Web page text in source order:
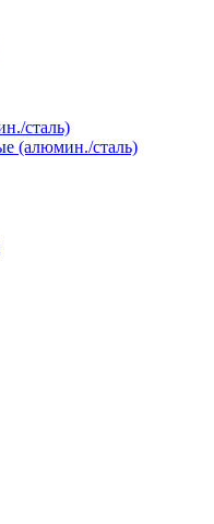
сталь)
(алюмин./сталь)